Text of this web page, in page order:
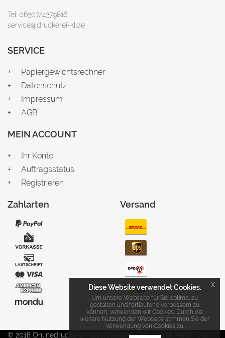
Tel: 06307/4379816
service@druckerei-kl.de
SERVICE
Papiergewichtsrechner
Datenschutz
Impressum
AGB
MEIN ACCOUNT
Ihr Konto
Auftragsstatus
Registrieren
Zahlarten Versand
© 2018 Onlinedruckerei Kaiserslautern • Alexander Peifer • All
Diese Website verwendet Cookies.
Um unsere Webseite für Sie optimal zu
gestalten und fortlaufend verbessern zu
können, verwenden wir Cookies. Durch die
weitere Nutzung der Webseite stimmen Sie der
Verwendung von Cookies zu.
x